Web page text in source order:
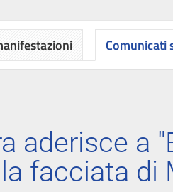
Comunicati
aderisce a
facciata di